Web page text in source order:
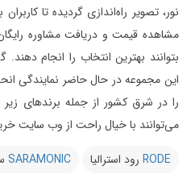
نور، تصویر راه‌اندازی گردیده تا
مشاهده قیمت و دریافت مشاوره
بتوانند بهترین انتخاب را انجام دهند.
را در شرق کشور از جمله برندهای زیر
می‌توانند با خیال راحت از وب سایت
RODE رود استرالیا SARAMONIC